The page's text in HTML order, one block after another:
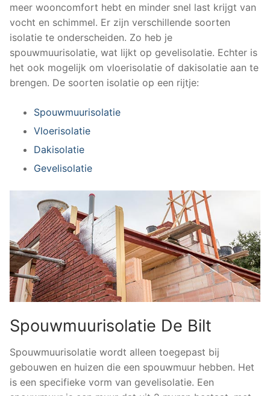
meer wooncomfort hebt en minder snel last krijgt van
vocht en schimmel. Er zijn verschillende soorten
isolatie te onderscheiden. Zo heb je
spouwmuurisolatie, wat lijkt op gevelisolatie. Echter is
het ook mogelijk om vloerisolatie of dakisolatie aan te
brengen. De soorten isolatie op een rijtje:
Spouwmuurisolatie
Vloerisolatie
Dakisolatie
Gevelisolatie
Spouwmuurisolatie De Bilt
Spouwmuurisolatie wordt alleen toegepast bij
gebouwen en huizen die een spouwmuur hebben. Het
is een specifieke vorm van gevelisolatie. Een